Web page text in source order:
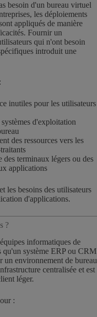
besoin d'un bureau virtuel
les déploiements
appliqués de manière
Fournir un
qui n'ont besoin
introduit une
inutiles pour les utilisateurs
d'exploitation
des ressources vers les
terminaux légers ou des
applications
les besoins des utilisateurs
d'applications.
?
informatiques de
qu'un système ERP ou CRM
un environnement de bureau
centralisée et est
léger.
: